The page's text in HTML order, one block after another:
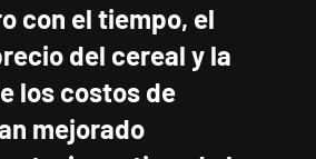
con el tiempo, el
del cereal y la
los costos de
mejorado